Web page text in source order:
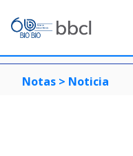
Notas > Noticia